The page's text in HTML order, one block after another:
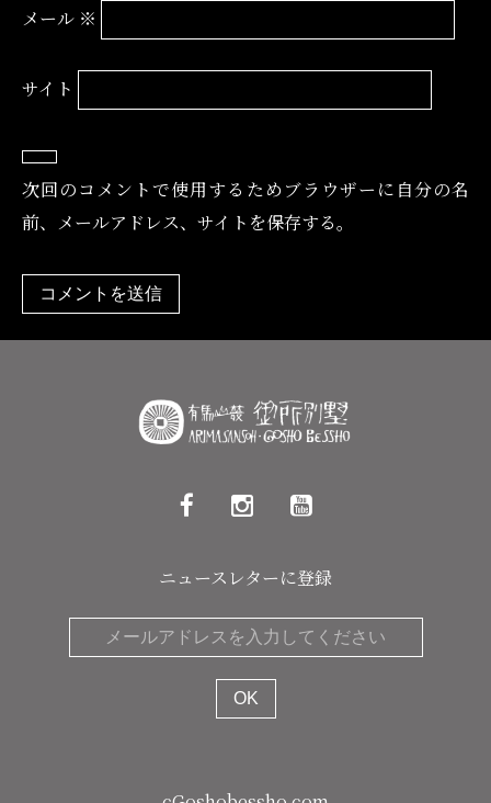
メール ※
サイト
次回のコメントで使用するためブラウザーに自分の名
前、メールアドレス、サイトを保存する。
ニュースレターに登録